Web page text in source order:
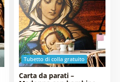
Tubetto di colla gratuito
Carta da parati –